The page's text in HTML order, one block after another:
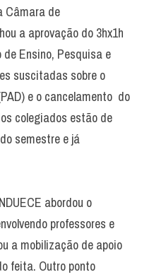
Câmara de
a aprovação do 3hx1h
Ensino, Pesquisa e
suscitadas sobre o
e o cancelamento  do
colegiados estão de
semestre e já
abordou o
professores e
a mobilização de apoio
feita. Outro ponto